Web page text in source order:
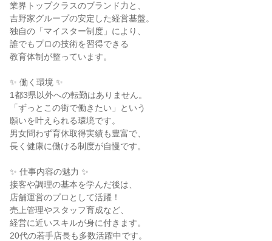
業界トップクラスのブランド力と、
吉野家グループの安定した経営基盤。
独自の「マイスター制度」により、
誰でもプロの技術を習得できる
教育体制が整っています。
✨ 働く環境 ✨
1都3県以外への転勤はありません。
「ずっとこの街で働きたい」という
願いを叶えられる環境です。
男女問わず育休取得実績も豊富で、
長く健康に働ける制度が自慢です。
✨ 仕事内容の魅力 ✨
接客や調理の基本を学んだ後は、
店舗運営のプロとして活躍！
売上管理やスタッフ育成など、
経営に近いスキルが身に付きます。
20代の若手店長も多数活躍中です。